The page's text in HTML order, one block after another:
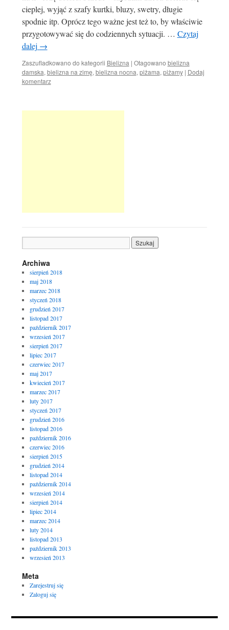
cieplej, wyjąć z szafy kurtki, bluzy, swetry, długie
spodnie itp. Oprócz tego ważne jest też to, by właściwie
przygotowywać się do codziennych sytuacji. … Czytaj
dalej →
Zaszufladkowano do kategorii Bielizna | Otagowano bielizna
damska, bielizna na zimę, bielizna nocna, piżama, piżamy | Dodaj
komentarz
Archiwa
sierpień 2018
maj 2018
marzec 2018
styczeń 2018
grudzień 2017
listopad 2017
październik 2017
wrzesień 2017
sierpień 2017
lipiec 2017
czerwiec 2017
maj 2017
kwiecień 2017
marzec 2017
luty 2017
styczeń 2017
grudzień 2016
listopad 2016
październik 2016
czerwiec 2016
sierpień 2015
grudzień 2014
listopad 2014
październik 2014
wrzesień 2014
sierpień 2014
lipiec 2014
marzec 2014
luty 2014
listopad 2013
październik 2013
wrzesień 2013
Meta
Zarejestruj się
Zaloguj się